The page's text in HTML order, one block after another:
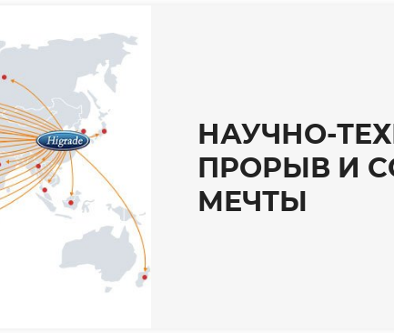
НАУЧНО-
ПРОРЫВ И
МЕЧТЫ